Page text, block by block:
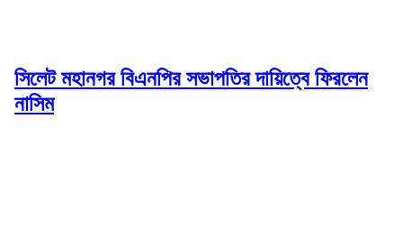
সিলেট মহানগর বিএনপির সভাপতির দায়িত্বে ফিরলেন
নাসিম